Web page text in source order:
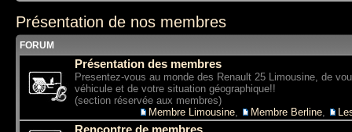
Présentation de nos membres
FORUM
Présentation des membres
Presentez-vous au monde des Renault 25 Limousine, de
véhicule et de votre situation géographique!!
(section réservée aux membres)
Membre Limousine Membre Berline
Rencontre de membres